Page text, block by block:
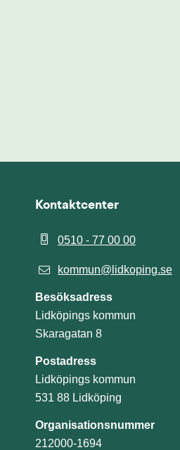
Kontaktcenter
0510 - 77 00 00
kommun@lidkoping.se
Besöksadress
Lidköpings kommun
Skaragatan 8
Postadress
Lidköpings kommun
531 88 Lidköping
Organisationsnummer
212000-1694